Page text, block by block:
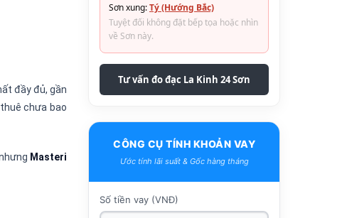
đầy đủ, gần
chưa bao
Masteri
Sơn xung:Tý (Hướng Bắc)
Tuyệt đối không đặt bếp tọa hoặc nhìn
về Sơn này.
Tư vấn đo đạc La Kinh 24 Sơn
CÔNG CỤ TÍNH KHOẢN VAY
Ước tính lãi suất & Gốc hàng tháng
Số tiền vay (VNĐ)